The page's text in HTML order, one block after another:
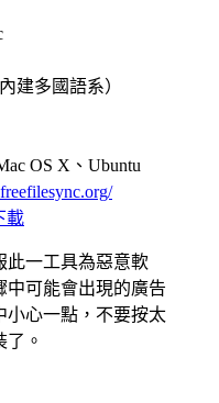
建多國語系）
OS X、Ubuntu
載
此一工具為惡意軟
中可能會出現的廣告
小心一點，不要按太
。